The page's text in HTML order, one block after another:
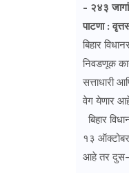
- २४३
पाटणा :
बिहार
निवडणूक
सत्ताधारी
वेग येणार
बिहार
१३
आहे तर दुस-